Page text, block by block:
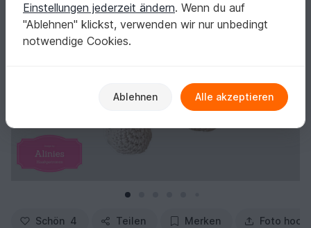
Schön 4 Teilen Merken Foto
Einstellungen jederzeit ändern. Wenn du auf
"Ablehnen" klickst, verwenden wir nur unbedingt
notwendige Cookies.
Ablehnen Alle akzeptieren